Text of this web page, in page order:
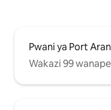
Pwani ya Port
Wakazi 99